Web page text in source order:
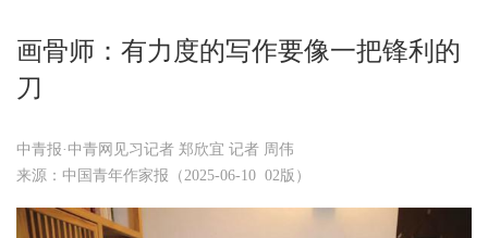
画骨师：有力度的写作要像一把锋利的
刀
中青报·中青网见习记者 郑欣宜 记者 周伟
来源：中国青年作家报（2025-06-10 02版）